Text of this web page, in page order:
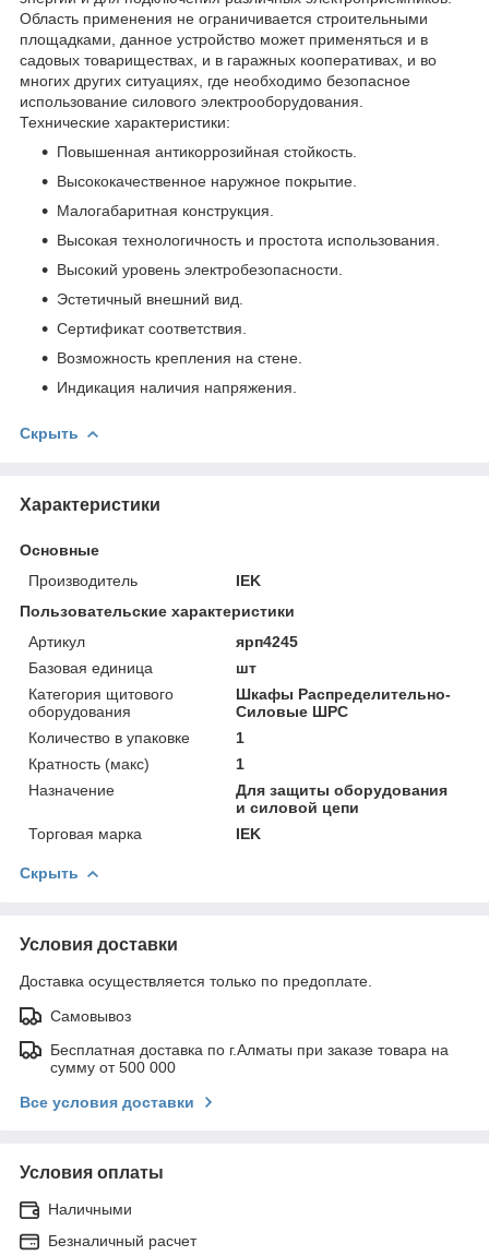
Область применения не ограничивается строительными
площадками, данное устройство может применяться и в
садовых товариществах, и в гаражных кооперативах, и во
многих других ситуациях, где необходимо безопасное
использование силового электрооборудования.
Технические характеристики:
Повышенная антикоррозийная стойкость.
Высококачественное наружное покрытие.
Малогабаритная конструкция.
Высокая технологичность и простота использования.
Высокий уровень электробезопасности.
Эстетичный внешний вид.
Сертификат соответствия.
Возможность крепления на стене.
Индикация наличия напряжения.
Скрыть
Характеристики
Основные
Производитель
IEK
Пользовательские характеристики
Артикул
ярп4245
Базовая единица
шт
Категория щитового
оборудования
Шкафы Распределительно-
Силовые ШРС
Количество в упаковке
1
Кратность (макс)
1
Назначение
Для защиты оборудования
и силовой цепи
Торговая марка
IEK
Скрыть
Условия доставки
Доставка осуществляется только по предоплате.
Самовывоз
Бесплатная доставка по г.Алматы при заказе товара на
сумму от 500 000
Все условия доставки
Условия оплаты
Наличными
Безналичный расчет